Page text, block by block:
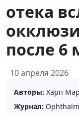
отека
после 6
10 апреля 2026
Авторы: Харп
Журнал: